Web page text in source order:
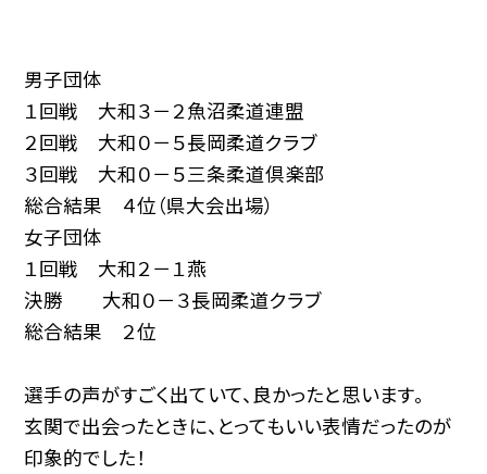
男子団体
１回戦 大和３－２魚沼柔道連盟
２回戦 大和０－５長岡柔道クラブ
３回戦 大和０－５三条柔道倶楽部
総合結果 ４位（県大会出場）
女子団体
１回戦 大和２－１燕
決勝 大和０－３長岡柔道クラブ
総合結果 ２位
選手の声がすごく出ていて、良かったと思います。
玄関で出会ったときに、とってもいい表情だったのが
印象的でした！